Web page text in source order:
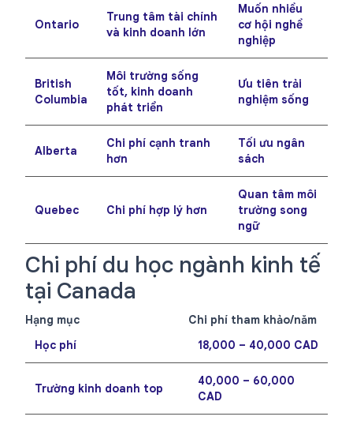
Ontario
Trung tâm tài chính
và kinh doanh lớn
Muốn nhiều
cơ hội nghề
nghiệp
British
Columbia
Môi trường sống
tốt, kinh doanh
phát triển
Ưu tiên trải
nghiệm sống
Alberta
Chi phí cạnh tranh
hơn
Tối ưu ngân
sách
Quebec Chi phí hợp lý hơn
Quan tâm môi
trường song
ngữ
Chi phí du học ngành kinh tế
tại Canada
Hạng mục
Chi phí tham khảo/năm
Học phí
18,000 – 40,000 CAD
Trường kinh doanh top
40,000 – 60,000
CAD